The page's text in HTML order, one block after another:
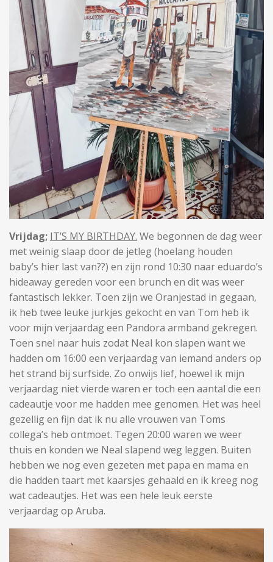
Vrijdag; IT’S MY BIRTHDAY. We begonnen de dag weer
met weinig slaap door de jetleg (hoelang houden
baby’s hier last van??) en zijn rond 10:30 naar eduardo’s
hideaway gereden voor een brunch en dit was weer
fantastisch lekker. Toen zijn we Oranjestad in gegaan,
ik heb twee leuke jurkjes gekocht en van Tom heb ik
voor mijn verjaardag een Pandora armband gekregen.
Toen snel naar huis zodat Neal kon slapen want we
hadden om 16:00 een verjaardag van iemand anders op
het strand bij surfside. Zo onwijs lief, hoewel ik mijn
verjaardag niet vierde waren er toch een aantal die een
cadeautje voor me hadden mee genomen. Het was heel
gezellig en fijn dat ik nu alle vrouwen van Toms
collega’s heb ontmoet. Tegen 20:00 waren we weer
thuis en konden we Neal slapend weg leggen. Buiten
hebben we nog even gezeten met papa en mama en
die hadden taart met kaarsjes gehaald en ik kreeg nog
wat cadeautjes. Het was een hele leuk eerste
verjaardag op Aruba.